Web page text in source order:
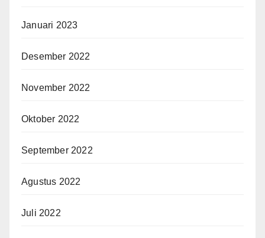
Januari 2023
Desember 2022
November 2022
Oktober 2022
September 2022
Agustus 2022
Juli 2022